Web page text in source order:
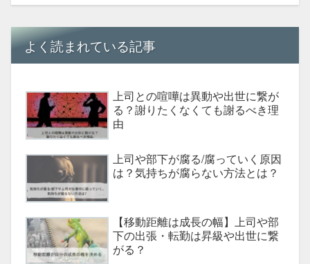
よく読まれている記事
上司との喧嘩は異動や出世に繋が
る？謝りたくなくても謝るべき理
由
上司や部下が腐る/腐っていく原因
は？気持ちが腐らない方法とは？
【移動距離は成長の幅】上司や部
下の出張・転勤は昇級や出世に繋
がる？